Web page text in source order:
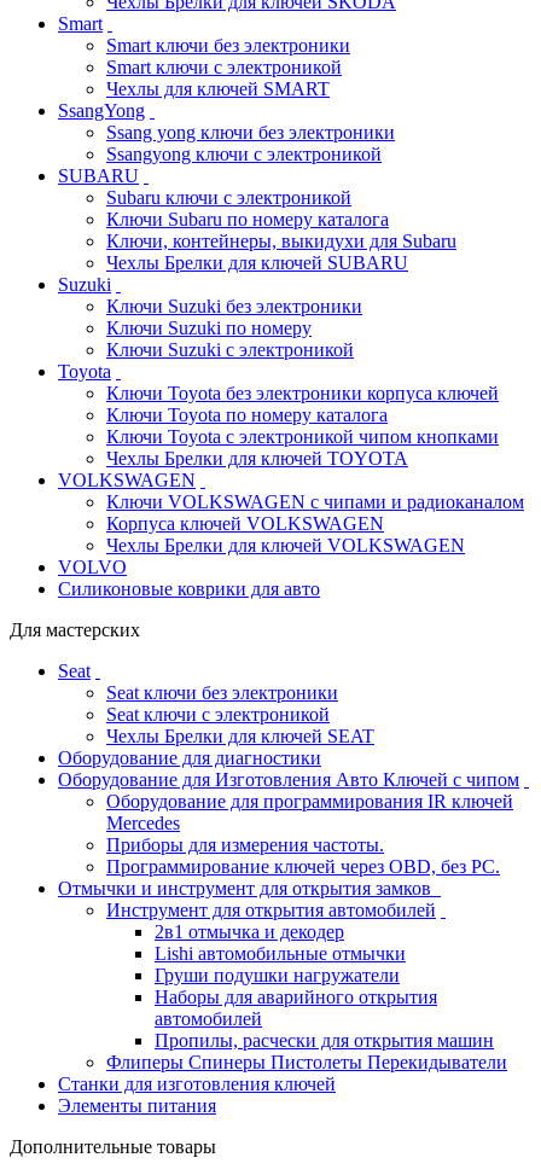
Smart
Smart ключи без электроники
Smart ключи с электроникой
Чехлы для ключей SMART
SsangYong
Ssang yong ключи без электроники
Ssangyong ключи с электроникой
SUBARU
Subaru ключи с электроникой
Ключи Subaru по номеру каталога
Ключи, контейнеры, выкидухи для Subaru
Чехлы Брелки для ключей SUBARU
Suzuki
Ключи Suzuki без электроники
Ключи Suzuki по номеру
Ключи Suzuki с электроникой
Toyota
Ключи Toyota без электроники корпуса ключей
Ключи Toyota по номеру каталога
Ключи Toyota с электроникой чипом кнопками
Чехлы Брелки для ключей TOYOTA
VOLKSWAGEN
Ключи VOLKSWAGEN с чипами и радиоканалом
Корпуса ключей VOLKSWAGEN
Чехлы Брелки для ключей VOLKSWAGEN
VOLVO
Силиконовые коврики для авто
Для мастерских
Seat
Seat ключи без электроники
Seat ключи с электроникой
Чехлы Брелки для ключей SEAT
Оборудование для диагностики
Оборудование для Изготовления Авто Ключей с чипом
Оборудование для программирования IR ключей
Mercedes
Приборы для измерения частоты.
Программирование ключей через OBD, без PC.
Отмычки и инструмент для открытия замков
Инструмент для открытия автомобилей
2в1 отмычка и декодер
Lishi автомобильные отмычки
Груши подушки нагружатели
Наборы для аварийного открытия
автомобилей
Пропилы, расчески для открытия машин
Флиперы Спинеры Пистолеты Перекидыватели
Станки для изготовления ключей
Элементы питания
Дополнительные товары